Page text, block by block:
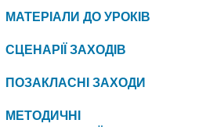
МАТЕРІАЛИ ДО УРОКІВ
СЦЕНАРІЇ ЗАХОДІВ
ПОЗАКЛАСНІ ЗАХОДИ
МЕТОДИЧНІ